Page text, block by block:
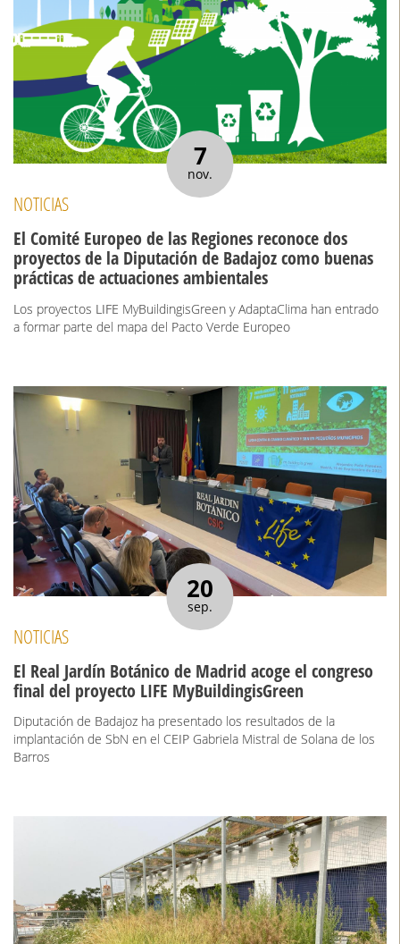
7
nov.
NOTICIAS
El Comité Europeo de las Regiones reconoce dos
proyectos de la Diputación de Badajoz como buenas
prácticas de actuaciones ambientales
Los proyectos LIFE MyBuildingisGreen y AdaptaClima han entrado
a formar parte del mapa del Pacto Verde Europeo
20
sep.
NOTICIAS
El Real Jardín Botánico de Madrid acoge el congreso
final del proyecto LIFE MyBuildingisGreen
Diputación de Badajoz ha presentado los resultados de la
implantación de SbN en el CEIP Gabriela Mistral de Solana de los
Barros